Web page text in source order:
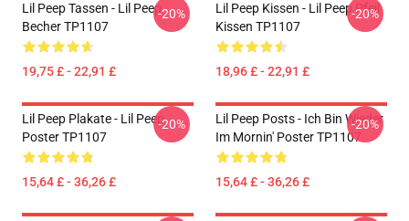
Lil Peep Tassen - Lil Peep
Becher TP1107
19,75 £ - 22,91 £
-20%
Lil Peep Kissen - Lil Peep Pfeil
Kissen TP1107
18,96 £ - 22,91 £
-20%
Lil Peep Plakate - Lil Peep
Poster TP1107
15,64 £ - 36,26 £
-20%
Lil Peep Posts - Ich Bin Wieder
Im Mornin' Poster TP1107
15,64 £ - 36,26 £
-20%